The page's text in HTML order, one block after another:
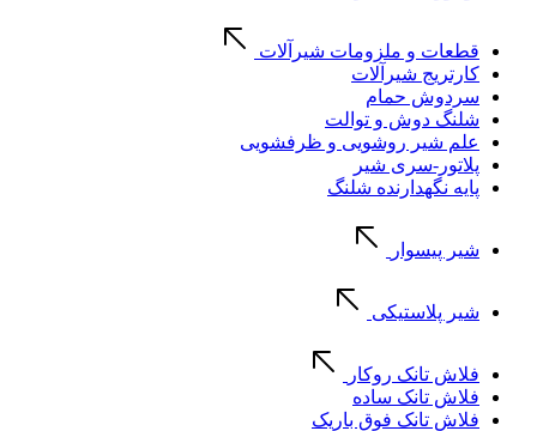
قطعات و ملزومات شیرآلات
کارتریج شیرآلات
سردوش حمام
شلنگ دوش و توالت
علم شیر روشویی و ظرفشویی
پلاتور-سری شیر
پایه نگهدارنده شلنگ
شیر پیسوار
شیر پلاستیکی
فلاش تانک روکار
فلاش تانک ساده
فلاش تانک فوق باریک